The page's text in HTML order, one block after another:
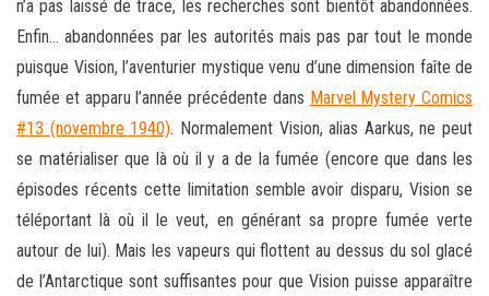
n’a pas laissé de trace, les recherches sont bientôt abandonnées.
Enfin… abandonnées par les autorités mais pas par tout le monde
puisque Vision, l’aventurier mystique venu d’une dimension faîte de
fumée et apparu l’année précédente dans Marvel Mystery Comics
#13 (novembre 1940). Normalement Vision, alias Aarkus, ne peut
se matérialiser que là où il y a de la fumée (encore que dans les
épisodes récents cette limitation semble avoir disparu, Vision se
téléportant là où il le veut, en générant sa propre fumée verte
autour de lui). Mais les vapeurs qui flottent au dessus du sol glacé
de l’Antarctique sont suffisantes pour que Vision puisse apparaître